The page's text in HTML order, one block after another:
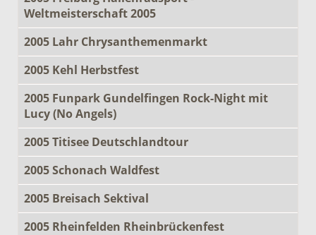
Weltmeisterschaft 2005
2005 Lahr Chrysanthemenmarkt
2005 Kehl Herbstfest
2005 Funpark Gundelfingen Rock-Night mit
Lucy (No Angels)
2005 Titisee Deutschlandtour
2005 Schonach Waldfest
2005 Breisach Sektival
2005 Rheinfelden Rheinbrückenfest